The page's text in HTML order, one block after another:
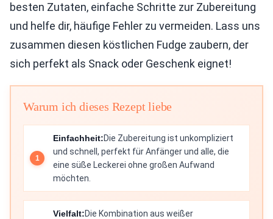
besten Zutaten, einfache Schritte zur Zubereitung
und helfe dir, häufige Fehler zu vermeiden. Lass uns
zusammen diesen köstlichen Fudge zaubern, der
sich perfekt als Snack oder Geschenk eignet!
Warum ich dieses Rezept liebe
Einfachheit:Die Zubereitung ist unkompliziert
und schnell, perfekt für Anfänger und alle, die
eine süße Leckerei ohne großen Aufwand
möchten.
Vielfalt:Die Kombination aus weißer